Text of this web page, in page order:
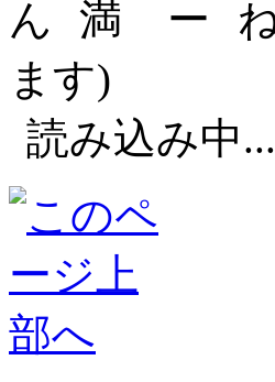
ます)
読み込み中...